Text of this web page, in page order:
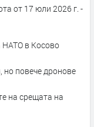
от 17 юли 2026 г. -
НАТО в Косово
повече дронове
на срещата на